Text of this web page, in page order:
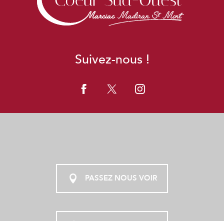
Suivez-nous !
PASSEZ NOUS VOIR